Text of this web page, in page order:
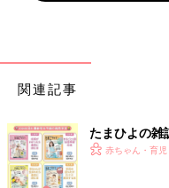
関連記事
たまひよの雑
赤ちゃん・育児